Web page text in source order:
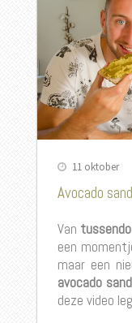
11 oktober
Avocado
Van
een
maar een
avocado
deze video